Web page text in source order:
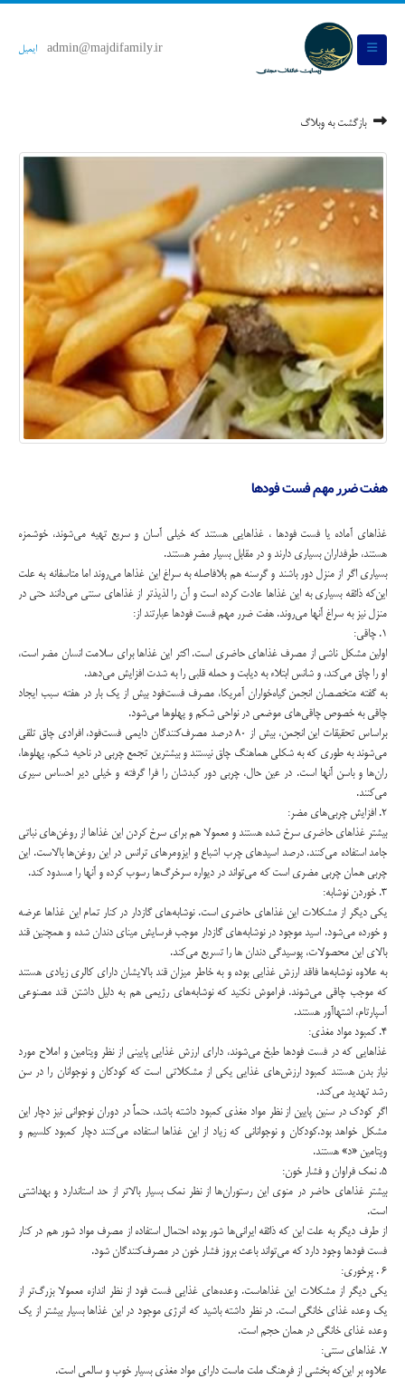
admin@majdifamily.ir ایمیل
بازگشت به وبلاگ
هفت ضرر مهم فست فودها
غذاهاي آماده يا فست فودها ، غذاهايي هستند كه خيلي آسان و سريع تهيه مي‌شوند، خوشمزه
هستند، طرفداران بسياري دارند و در مقابل بسيار مضر هستند.
بسياري اگر از منزل دور باشند و گرسنه هم بلافاصله به سراغ اين غذاها مي‌روند اما متاسفانه به علت
اين‌كه ذائقه بسياري به اين غذاها عادت كرده است و آن را لذيذتر از غذاهاي سنتي مي‌دانند حتي در
منزل نيز به سراغ آنها مي‌روند. هفت ضرر مهم فست فودها عبارتند از:
1. چاقي:
اولين مشكل ناشي از مصرف غذاهاي حاضري است. اكثر اين غذاها براي سلامت انسان مضر است،
او را چاق مي‌‌كند، و شانس ابتلاء به ديابت و حمله قلبي را به شدت افزايش مي‌‌دهد.
به گفته متخصصان انجمن گياه‌خواران آمريكا، مصرف فست‌فود بيش از يك بار در هفته سبب ايجاد
چاقي به خصوص چاقي‌هاي موضعي در نواحي شكم و پهلوها مي‌شود.
براساس تحقيقات اين انجمن، بيش از 80 درصد مصرف‌كنندگان دايمي فست‌فود، افرادي چاق تلقي
مي‌شوند به طوري كه به شكلي هماهنگ چاق نيستند و بيشترين تجمع چربي در ناحيه شكم، پهلوها،
ران‌ها و باسن آنها است. در عين حال، چربي دور كبدشان را فرا گرفته و خيلي دير احساس سيري
مي‌كنند.
2. افزايش چربي‌هاي مضر:
بيشتر غذاهاي حاضري سرخ ‌شده هستند و معمولا هم براي سرخ ‌كردن اين غذاها از روغن‌هاي نباتي
جامد استفاده مي‌‌كنند. درصد اسيدهاي چرب اشباع و ايزومرهاي ترانس در اين روغن‌ها بالاست. اين
چربي همان چربي مضري است كه مي‌تواند در ديواره سرخرگ‌ها رسوب كرده و آنها را مسدود ‌‌كند.
3. خوردن نوشابه:
يكي ديگر از مشكلات اين غذاهاي حاضري است. نوشابه‌هاي گازدار در كنار تمام اين غذاها عرضه
و خورده مي‌شود. اسيد موجود در نوشابه‌هاي گازدار موجب فرسايش ميناي دندان شده و همچنين قند
بالاي اين محصولات، پوسيدگي دندان ‌ها را تسريع مي‌كند.
به علاوه نوشابه‌ها فاقد ارزش غذايي بوده و به خاطر ميزان قند بالايشان داراي كالري زيادي هستند
كه موجب چاقي مي‌شوند. فراموش نكنيد كه نوشابه‌هاي رژيمي هم به دليل داشتن قند مصنوعي
آسپارتام، اشتهاآور هستند.
4. كمبود مواد مغذي:
غذاهايي كه در فست فودها طبخ مي‌شوند، داراي ارزش غذايي پاييني از نظر ويتامين و املاح مورد
نياز بدن هستند كمبود ارزش‌هاي غذايي يكي از مشكلاتي است كه كودكان و نوجوانان را در سن
رشد تهديد مي‌كند.
اگر كودك در سنين پايين از نظر مواد مغذي كمبود داشته باشد، حتماً در دوران نوجواني نيز دچار اين
مشكل خواهد بود.كودكان و نوجواناني كه زياد از اين غذاها استفاده مي‌كنند دچار كمبود كلسيم و
ويتامين «د» هستند.
5. نمك فراوان و فشار خون:
بيشتر غذاهاي حاضر در منوي اين رستوران‌ها از نظر نمك بسيار بالاتر از حد استاندارد و بهداشتي
است.
از طرف ديگر به علت اين كه ذائقه ايراني‌ها شور بوده احتمال استفاده از مصرف مواد شور هم در كنار
فست فودها وجود دارد كه مي‌تواند باعث بروز فشار خون در مصرف‌كنندگان شود.
6 . پرخوري:
يكي ديگر از مشكلات اين غذاهاست. وعده‌هاي غذايي فست‌ فود از نظر اندازه معمولا بزرگ‌‌تر از
يك وعده غذاي خانگي است. در نظر داشته باشيد كه انرژي موجود در اين غذاها بسيار بيشتر از يك
وعده غذاي خانگي در همان حجم است.
7. غذاهاي سنتي:
علاوه بر اين‌كه بخشي از فرهنگ ملت ماست داراي مواد مغذي بسيار خوب و سالمي است.